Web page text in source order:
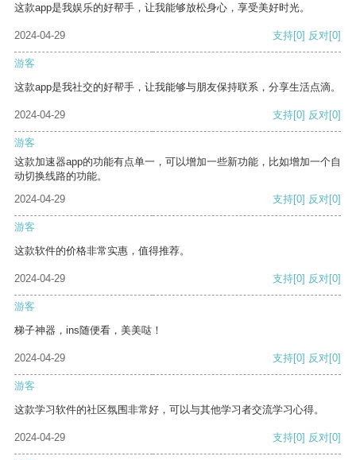
这款app是我娱乐的好帮手，让我能够放松身心，享受美好时光。
2024-04-29 支持[0] 反对[0]
游客
这款app是我社交的好帮手，让我能够与朋友保持联系，分享生活点滴。
2024-04-29 支持[0] 反对[0]
游客
这款加速器app的功能有点单一，可以增加一些新功能，比如增加一个自
动切换线路的功能。
2024-04-29
支持[0] 反对[0]
游客
这款软件的价格非常实惠，值得推荐。
2024-04-29 支持[0] 反对[0]
游客
梯子神器，ins随便看，美美哒！
2024-04-29 支持[0] 反对[0]
游客
这款学习软件的社区氛围非常好，可以与其他学习者交流学习心得。
2024-04-29 支持[0] 反对[0]